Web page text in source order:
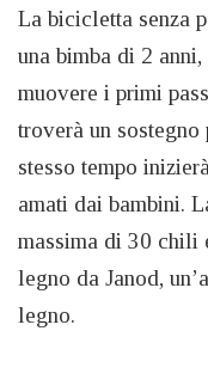
La bicicletta senza
una bimba di 2
muovere i primi
troverà un
stesso tempo
amati dai bambini.
massima di 30 chili
legno da Janod,
legno.